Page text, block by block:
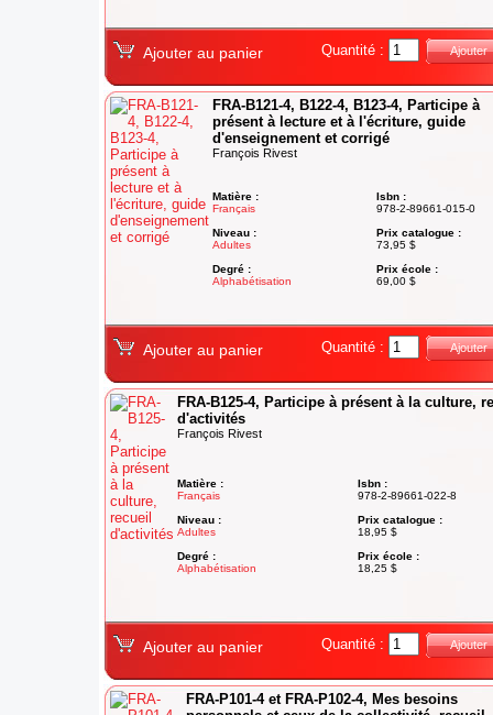
Ajouter au panier Quantité : Ajouter
FRA-B121-4, B122-4, B123-4, Participe à
présent à lecture et à l'écriture, guide
d'enseignement et corrigé
François Rivest
Matière :
Français
Niveau :
Adultes
Degré :
Alphabétisation
Isbn :
978-2-89661-015-0
Prix catalogue :
73,95 $
Prix école :
69,00 $
Ajouter au panier Quantité : Ajouter
FRA-B125-4, Participe à présent à la culture,
d'activités
François Rivest
Matière :
Français
Niveau :
Adultes
Degré :
Alphabétisation
Isbn :
978-2-89661-022-8
Prix catalogue :
18,95 $
Prix école :
18,25 $
Ajouter au panier Quantité : Ajouter
FRA-P101-4 et FRA-P102-4, Mes besoins